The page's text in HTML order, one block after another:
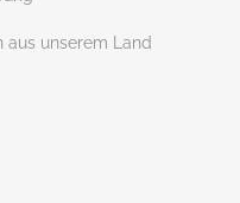
aus unserem Land